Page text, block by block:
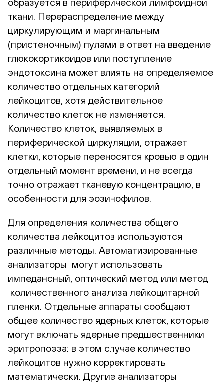
ткани. Перераспределение между
циркулирующим и маргинальным
(пристеночным) пулами в ответ на введение
глюкокортикоидов или поступление
эндотоксина может влиять на определяемое
количество отдельных категорий
лейкоцитов, хотя действительное
количество клеток не изменяется.
Количество клеток, выявляемых в
периферической циркуляции, отражает
клетки, которые переносятся кровью в один
отдельный момент времени, и не всегда
точно отражает тканевую концентрацию, в
особенности для эозинофилов.
Для определения количества общего
количества лейкоцитов используются
различные методы. Автоматизированные
анализаторы могут использовать
импедансный, оптический метод или метод
количественного анализа лейкоцитарной
пленки. Отдельные аппараты сообщают
общее количество ядерных клеток, которые
могут включать ядерные предшественники
эритропоэза; в этом случае количество
лейкоцитов нужно корректировать
математически. Другие анализаторы